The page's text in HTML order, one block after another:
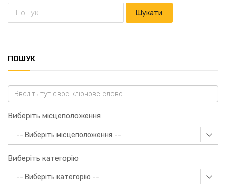
ПОШУК
Виберіть місцеположення
Виберіть категорію